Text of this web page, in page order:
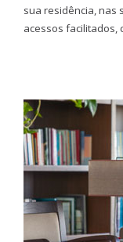
sua residência, nas
acessos facilitados,